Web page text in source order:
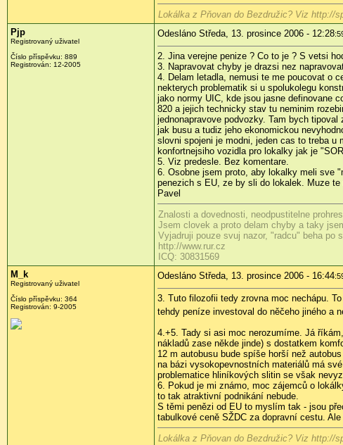
Lokálka z Pňovan do Bezdružic? Viz http://
Pjp
Registrovaný uživatel
Číslo příspěvku: 889
Registrován: 12-2005
Odesláno Středa, 13. prosince 2006 - 12:28
2. Jina verejne penize ? Co to je ? S vetsi
3. Napravovat chyby je drazsi nez
4. Delam letadla, nemusi te me poucovat o
nekterych problematik si u spolukolegu
jako normy UIC, kde jsou jasne definovane
820 a jejich technicky stav tu neminim
jednonapravove podvozky. Tam bych
jak busu a tudiz jeho ekonomickou
slovni spojeni je modni, jeden cas to treba u
konfortnejsiho vozidla pro lokalky jak je
5. Viz predesle. Bez komentare.
6. Osobne jsem proto, aby lokalky meli sve
penezich s EU, ze by sli do lokalek. Muze
Pavel
Znalosti a dovednosti, neodpustitelne
Jsem clovek a proto delam chyby a taky
Vyjadruji pouze svuj nazor, "radcu" beha po
http://www.rur.cz
ICQ: 30831569
M_k
Registrovaný uživatel
Číslo příspěvku: 364
Registrován: 9-2005
Odesláno Středa, 13. prosince 2006 - 16:44
3. Tuto filozofii tedy zrovna moc nechápu.
tehdy peníze investoval do něčeho jiného a
4.+5. Tady si asi moc nerozumíme. Já
nákladů zase někde jinde) s dostatkem
12 m autobusu bude spíše horší než
na bázi vysokopevnostních materiálů má
problematice hliníkových slitin se však
6. Pokud je mi známo, moc zájemců o
to tak atraktivní podnikání nebude.
S těmi penězi od EU to myslím tak - jsou
tabulkové ceně SŽDC za dopravní cestu.
Lokálka z Pňovan do Bezdružic? Viz http://